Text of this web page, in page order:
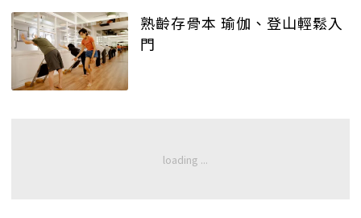
熟齡存骨本 瑜伽、登山輕鬆入
門